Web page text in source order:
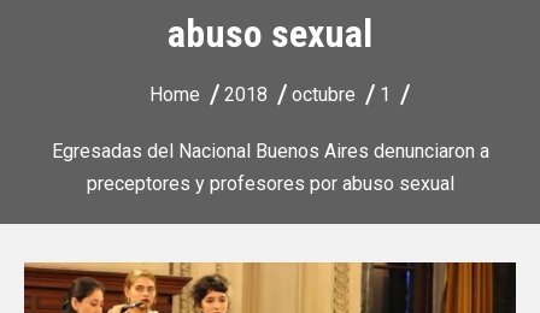
abuso sexual
Home 2018 octubre 1
Egresadas del Nacional Buenos Aires denunciaron a
preceptores y profesores por abuso sexual